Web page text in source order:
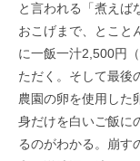
と言われる「煮えば
おこげまで、とこと
に一飯一汁2,500円
ただく。そして最後
農園の卵を使用した
身だけを白いご飯に
るのがわかる。崩す